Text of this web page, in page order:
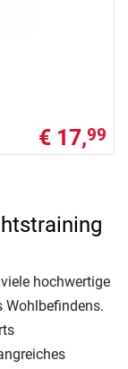
€ 17,99
hochwertige
Wohlbefindens.